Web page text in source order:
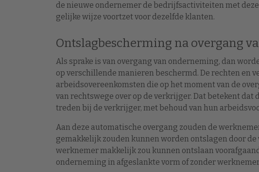
de nieuwe ondernemer de bedrijfsactiviteiten met
gelijke wijze voortzet voor dezelfde klanten.
Ontslagbescherming na overgang
Als sprake is van overgang van onderneming, dan
op verschillende manieren beschermd. De rechten en
arbeidsovereenkomsten die op het moment van de
van rechtswege over op de verkrijger. Dat betekent
treden bij de verkrijger, met behoud van hun
Aan deze automatische overgang zouden de
gemakkelijk zouden kunnen worden ontslagen door
werknemer makkelijk zou kunnen ontslaan
onderneming in afgeslankte vorm of zonder